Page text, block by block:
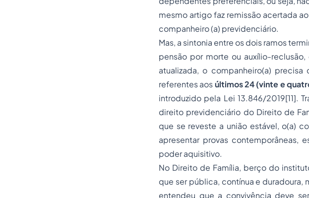
mesmo artigo faz remissão acertada
companheiro (a) previdenciário.
Mas, a sintonia entre os dois ramos
pensão por morte ou auxílio-
atualizada, o companheiro(a)
referentes aosúltimos 24 (vinte e
introduzido pela Lei 13.846/2019[11].
direito previdenciário do Direito de
que se reveste a união estável, o(a)
apresentar provas contemporâneas,
poder aquisitivo.
No Direito de Família, berço do
que ser pública, contínua e duradoura,
entendeu que a convivência deve